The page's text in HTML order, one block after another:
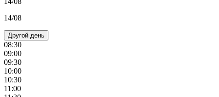
14/08
Другой день
08:30
09:00
09:30
10:00
10:30
11:00